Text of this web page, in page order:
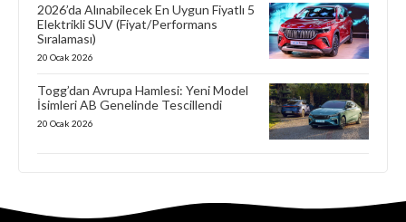
2026’da Alınabilecek En Uygun Fiyatlı 5
Elektrikli SUV (Fiyat/Performans
Sıralaması)
20 Ocak 2026
Togg’dan Avrupa Hamlesi: Yeni Model
İsimleri AB Genelinde Tescillendi
20 Ocak 2026